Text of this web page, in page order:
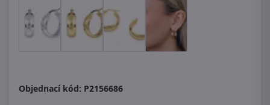
Objednací kód: P2156686